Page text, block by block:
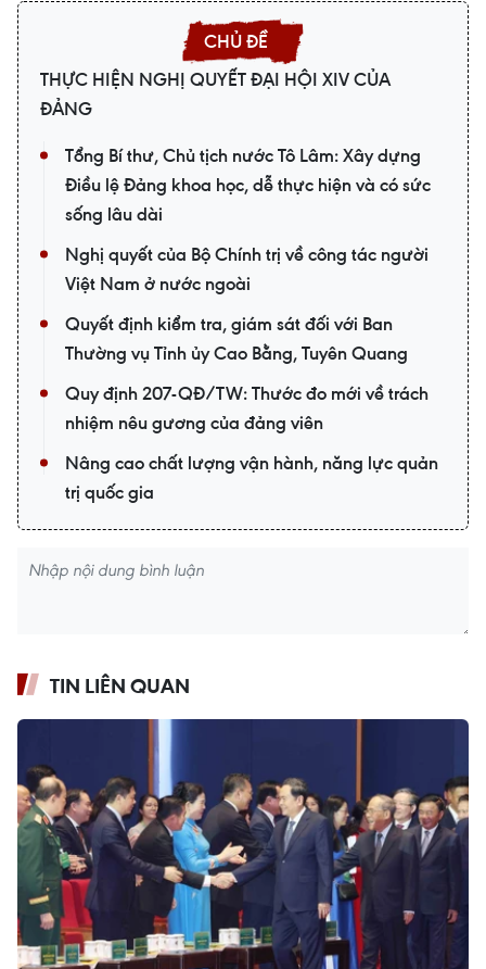
THỰC HIỆN NGHỊ QUYẾT ĐẠI HỘI XIV CỦA
ĐẢNG
Tổng Bí thư, Chủ tịch nước Tô Lâm: Xây dựng
Điều lệ Đảng khoa học, dễ thực hiện và có sức
sống lâu dài
Nghị quyết của Bộ Chính trị về công tác người
Việt Nam ở nước ngoài
Quyết định kiểm tra, giám sát đối với Ban
Thường vụ Tỉnh ủy Cao Bằng, Tuyên Quang
Quy định 207-QĐ/TW: Thước đo mới về trách
nhiệm nêu gương của đảng viên
Nâng cao chất lượng vận hành, năng lực quản
trị quốc gia
TIN LIÊN QUAN